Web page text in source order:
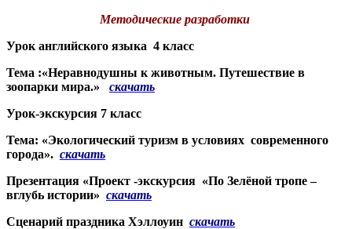
Методические разработки
Урок английского языка 4 класс
Тема :«Неравнодушны к животным. Путешествие в
зоопарки мира.» скачать
Урок-экскурсия 7 класс
Тема: «Экологический туризм в условиях современного
города». скачать
Презентация «Проект -экскурсия «По Зелёной тропе –
вглубь истории» скачать
Сценарий праздника Хэллоуин скачать